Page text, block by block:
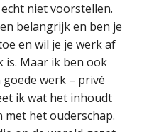
niet voorstellen.
belangrijk en ben je
en wil je je werk af
is. Maar ik ben ook
werk – privé
ik wat het inhoudt
het ouderschap.